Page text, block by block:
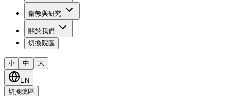
衛教與研究
關於我們
切換院區
小 中 大
EN
切換院區